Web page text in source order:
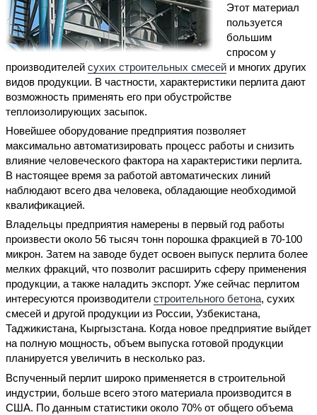
Этот материал
пользуется
большим
спросом у
производителей сухих строительных смесей и многих других
видов продукции. В частности, характеристики перлита дают
возможность применять его при обустройстве
теплоизолирующих засыпок.
Новейшее оборудование предприятия позволяет
максимально автоматизировать процесс работы и снизить
влияние человеческого фактора на характеристики перлита.
В настоящее время за работой автоматических линий
наблюдают всего два человека, обладающие необходимой
квалификацией.
Владельцы предприятия намерены в первый год работы
произвести около 56 тысяч тонн порошка фракцией в 70-100
микрон. Затем на заводе будет освоен выпуск перлита более
мелких фракций, что позволит расширить сферу применения
продукции, а также наладить экспорт. Уже сейчас перлитом
интересуются производители строительного бетона, сухих
смесей и другой продукции из России, Узбекистана,
Таджикистана, Кыргызстана. Когда новое предприятие выйдет
на полную мощность, объем выпуска готовой продукции
планируется увеличить в несколько раз.
Вспученный перлит широко применяется в строительной
индустрии, больше всего этого материала производится в
США. По данным статистики около 70% от общего объема